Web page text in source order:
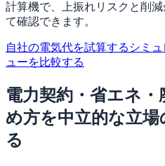
計算機で、上振れリスクと削
て確認できます。
自社の電気代を試算する シミ
ューを比較する
電力契約・省エネ・
め方を中立的な立
る